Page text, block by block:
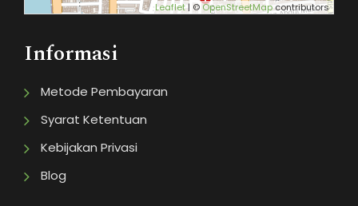
Leaflet| ©OpenStreetMapcontributors
Informasi
Metode Pembayaran
Syarat Ketentuan
Kebijakan Privasi
Blog